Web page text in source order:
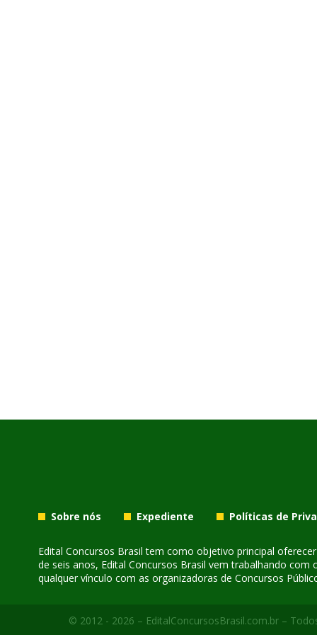
Sobre nós Expediente Políticas de
Edital Concursos Brasil tem como objetivo principal
de seis anos, Edital Concursos Brasil vem trabalhando
qualquer vínculo com as organizadoras de Concursos
© 2012 - 2026 – EditalConcursosBrasil.com.br –